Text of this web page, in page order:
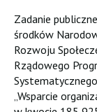
Zadanie
środków
Rozwoju
Rządowego
„Wsparcie